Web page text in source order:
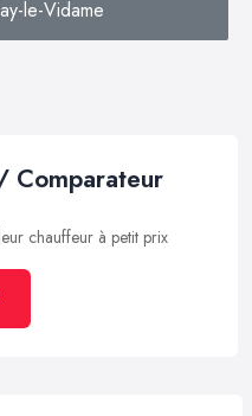
le-Vidame
Comparateur
chauffeur à petit prix